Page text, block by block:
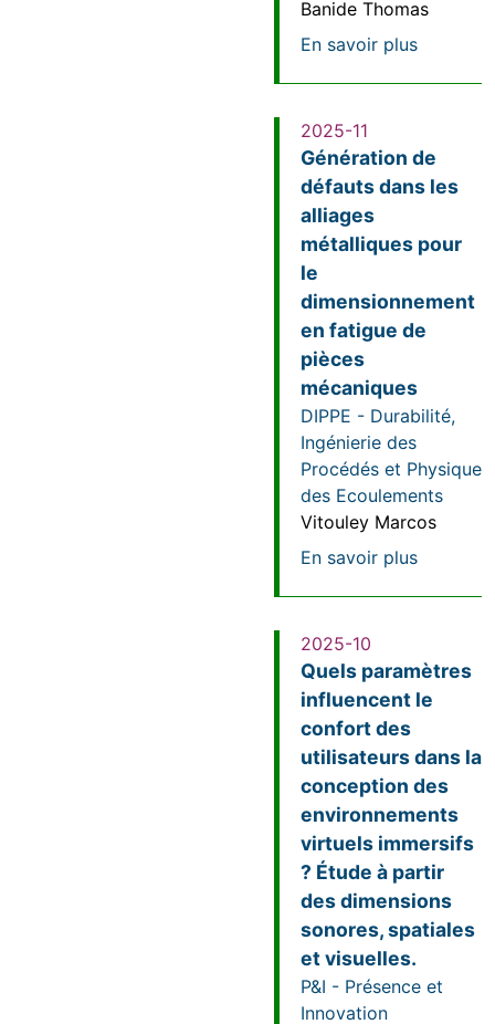
Banide Thomas
En savoir plussur Lien
2025-11
Génération de
défauts dans les
alliages
métalliques pour
le
dimensionnement
en fatigue de
pièces
mécaniques
DIPPE - Durabilité,
Ingénierie des
Procédés et Physique
des Ecoulements
Vitouley Marcos
En savoir plussur
2025-10
Quels paramètres
influencent le
confort des
utilisateurs dans la
conception des
environnements
virtuels immersifs
? Étude à partir
des dimensions
sonores, spatiales
et visuelles.
P&I - Présence et
Innovation